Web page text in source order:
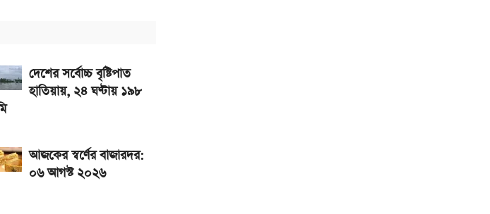
দেশের সর্বোচ্চ বৃষ্টিপাত
হাতিয়ায়, ২৪ ঘণ্টায় ১৯৮
আজকের স্বর্ণের বাজারদর:
০৬ আগস্ট ২০২৬